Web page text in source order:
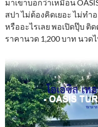
มาเขาบอกว่าเหมือน
สปา ไม่ต้องคิดเยอะ ไม่ทำ
หรืออะไรเลย พอเปิดปุ๊บ ติ
ราคานวด 1,200 บาท นวด